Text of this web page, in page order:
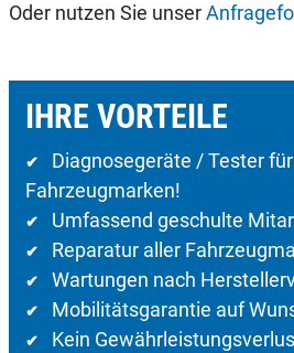
Oder nutzen Sie unser
IHRE VORTEILE
✔ Diagnosegeräte / Tester
Fahrzeugmarken!
✔ Umfassend geschulte
✔ Reparatur aller
✔ Wartungen nach
✔ Mobilitätsgarantie auf
✔ Kein